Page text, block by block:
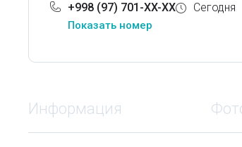
+998 (97) 701-XX-XX
Показать номер
Сегодня
Информация